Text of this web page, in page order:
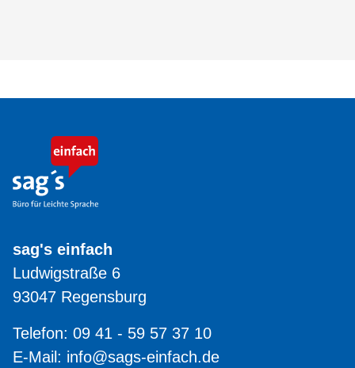
sag's einfach
Ludwigstraße 6
93047 Regensburg
Telefon: 09 41 - 59 57 37 10
E-Mail: info@sags-einfach.de